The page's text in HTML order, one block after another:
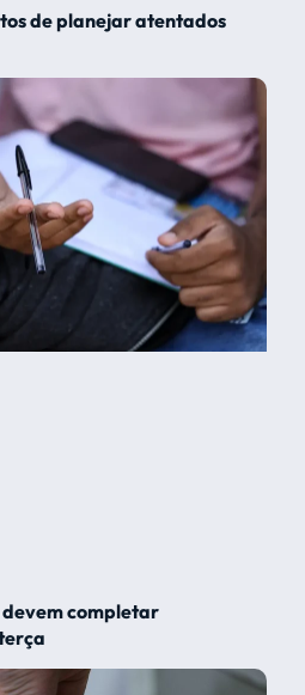
de planejar atentados
devem completar